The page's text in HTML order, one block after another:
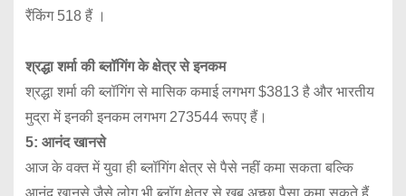
रैंकिंग 518 हैं ।
श्रद्धा शर्मा की ब्लॉगिंग के क्षेत्र से इनकम
श्रद्धा शर्मा की ब्लॉगिंग से मासिक कमाई लगभग $3813 है और भारतीय
मुद्रा में इनकी इनकम लगभग 273544 रूपए हैं।
5: आनंद खानसे
आज के वक्त में युवा ही ब्लॉगिंग क्षेत्र से पैसे नहीं कमा सकता बल्कि
आनंद खानसे जैसे लोग भी ब्लॉग क्षेत्र से खूब अच्छा पैसा कमा सकते हैं